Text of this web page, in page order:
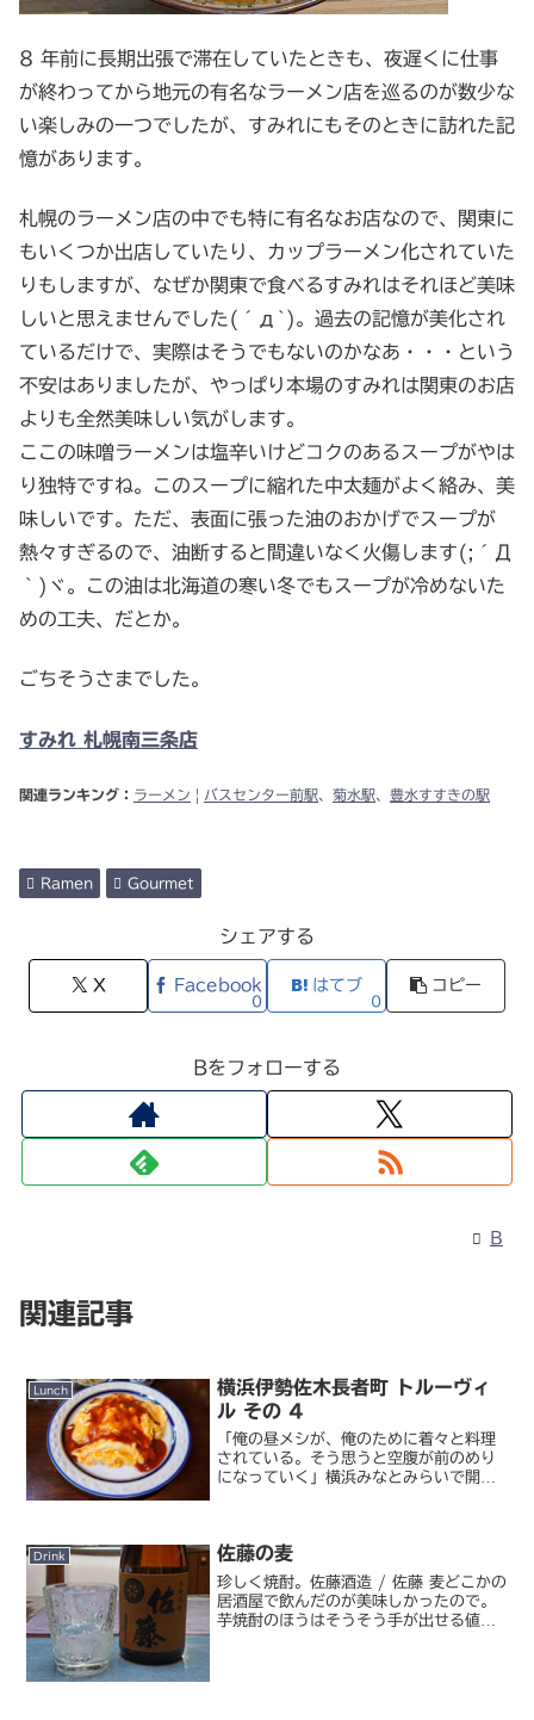
8 年前に長期出張で滞在していたときも、夜遅くに仕事
が終わってから地元の有名なラーメン店を巡るのが数少な
い楽しみの一つでしたが、すみれにもそのときに訪れた記
憶があります。
札幌のラーメン店の中でも特に有名なお店なので、関東に
もいくつか出店していたり、カップラーメン化されていた
りもしますが、なぜか関東で食べるすみれはそれほど美味
しいと思えませんでした(´д`)。過去の記憶が美化され
ているだけで、実際はそうでもないのかなあ・・・という
不安はありましたが、やっぱり本場のすみれは関東のお店
よりも全然美味しい気がします。
ここの味噌ラーメンは塩辛いけどコクのあるスープがやは
り独特ですね。このスープに縮れた中太麺がよく絡み、美
味しいです。ただ、表面に張った油のおかげでスープが
熱々すぎるので、油断すると間違いなく火傷します(;´Д
｀)ヾ。この油は北海道の寒い冬でもスープが冷めないた
めの工夫、だとか。
ごちそうさまでした。
すみれ 札幌南三条店
関連ランキング： ラーメン | バスセンター前駅、 菊水駅、 豊水すすきの駅
Ramen Gourmet
シェアする
X Facebook
0
はてブ
0
コピー
Bをフォローする
B
関連記事
Lunch
横浜伊勢佐木長者町 トルーヴィ
ル その 4
「俺の昼メシが、俺のために着々と料理
されている。そう思うと空腹が前のめり
になっていく」横浜みなとみらいで開催
浜で何か食べていこう...
Drink 佐藤の麦
珍しく焼酎。佐藤酒造 / 佐藤 麦どこかの
居酒屋で飲んだのが美味しかったので。
芋焼酎のほうはそうそう手が出せる値段